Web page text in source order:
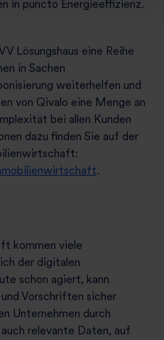
in puncto Energieeffizienz.
Lösungshaus eine Reihe
in Sachen
weiterhelfen und
von Qivalo eine Menge an
bei allen Kunden
dazu finden Sie auf der
.
kommen viele
der digitalen
schon agiert, kann
Vorschriften sicher
Unternehmen durch
relevante Daten, auf